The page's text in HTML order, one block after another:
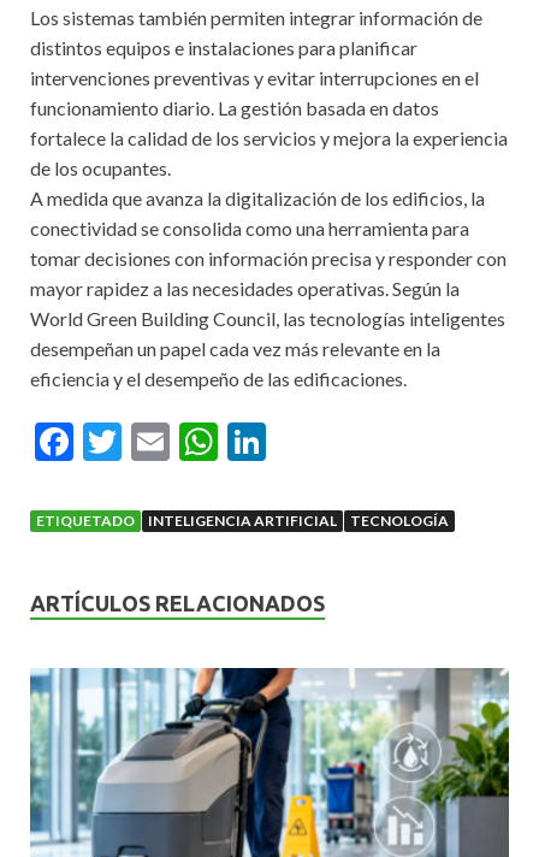
Los sistemas también permiten integrar información de
distintos equipos e instalaciones para planificar
intervenciones preventivas y evitar interrupciones en el
funcionamiento diario. La gestión basada en datos
fortalece la calidad de los servicios y mejora la experiencia
de los ocupantes.
A medida que avanza la digitalización de los edificios, la
conectividad se consolida como una herramienta para
tomar decisiones con información precisa y responder con
mayor rapidez a las necesidades operativas. Según la
World Green Building Council, las tecnologías inteligentes
desempeñan un papel cada vez más relevante en la
eficiencia y el desempeño de las edificaciones.
F
e
o
o
k
T
itt
E
ai
W
at
A
p
p
ke
n
ETIQUETADO INTELIGENCIA ARTIFICIAL TECNOLOGÍA
ARTÍCULOS RELACIONADOS